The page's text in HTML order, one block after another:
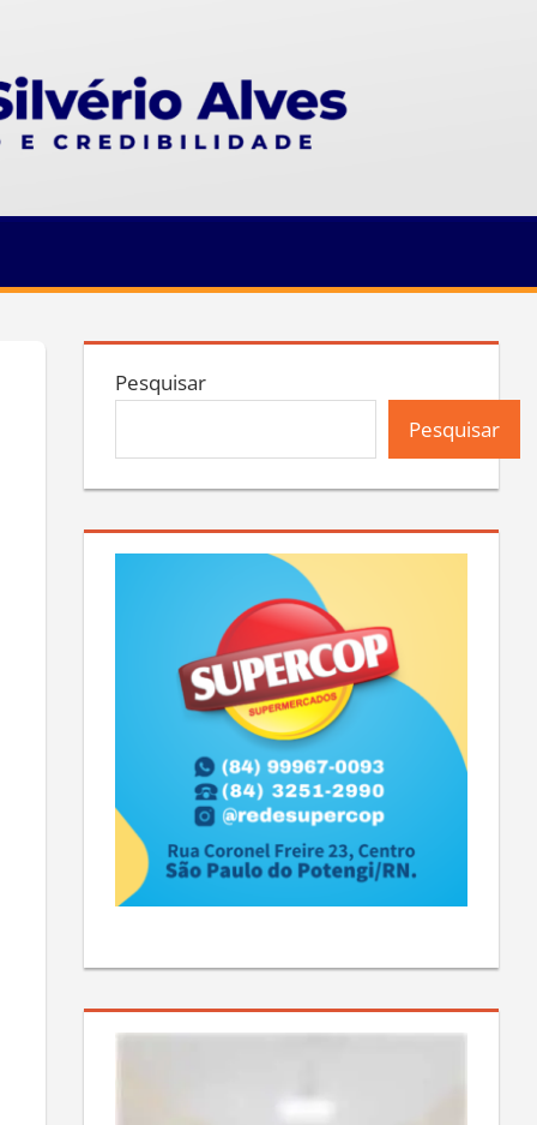
Pesquisar
Pesquisar